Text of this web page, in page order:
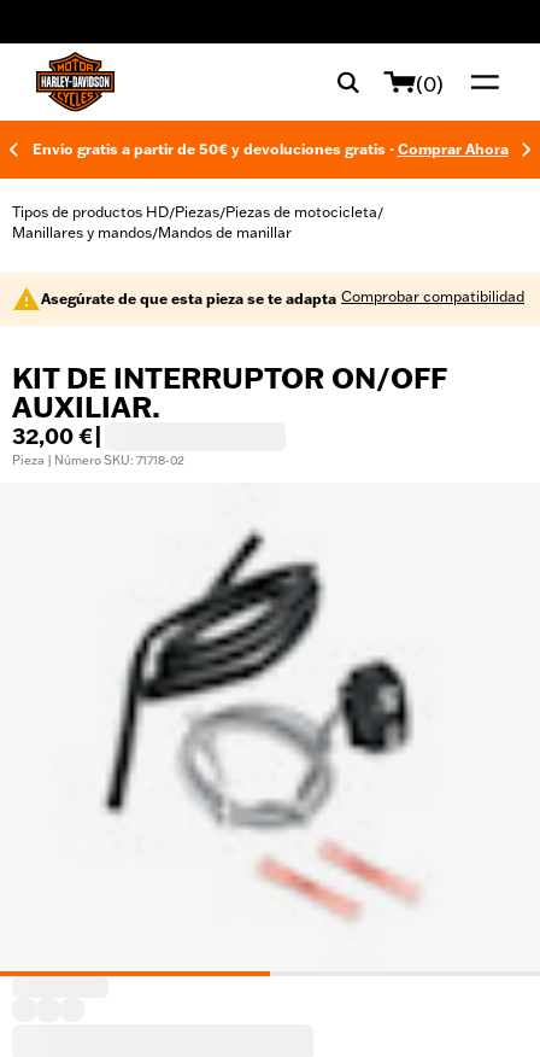
(0)
Envío gratis a partir de 50€ y devoluciones gratis - Comprar Ahora
Tipos de productos HD/Piezas/Piezas de motocicleta/
Manillares y mandos/Mandos de manillar
Asegúrate de que esta pieza se te adapta Comprobar compatibilidad
KIT DE INTERRUPTOR ON/OFF
AUXILIAR.
32,00 €
Pieza | Número SKU: 71718-02